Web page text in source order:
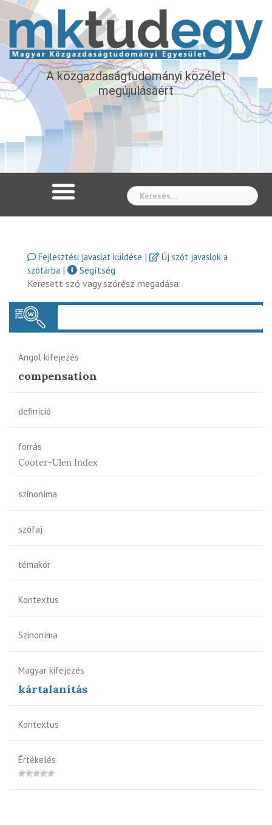
A közgazdaságtudományi közélet
megújulásáért
Fejlesztési javaslat küldése |
Új szót javaslok a
szótárba |
Segítség
Keresett szó vagy szórész megadása:
Angol kifejezés
compensation
definíció
forrás
Cooter-Ulen Index
szinoníma
szófaj
témakör
Kontextus
Szinoníma
Magyar kifejezés
kártalanítás
Kontextus
Értékelés